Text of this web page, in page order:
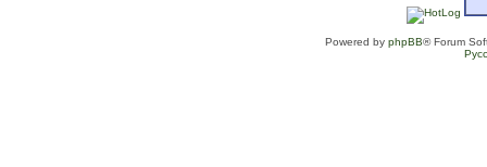
Powered by phpBB® Forum